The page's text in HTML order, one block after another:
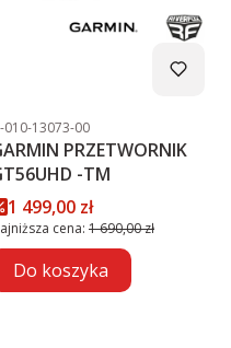
produktu
010-13073-00
PRZETWORNIK
-TM
Cena promocyjna
1 499,00 zł
cena: 1 690,00 zł
Do koszyka